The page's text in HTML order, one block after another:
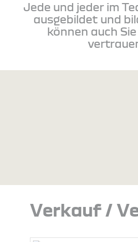
Jede und jeder im
ausgebildet und
können auch
Verkauf /